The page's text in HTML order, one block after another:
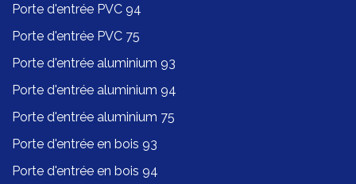
Porte d'entrée PVC 94
Porte d'entrée PVC 75
Porte d'entrée aluminium 93
Porte d'entrée aluminium 94
Porte d'entrée aluminium 75
Porte d'entrée en bois 93
Porte d'entrée en bois 94